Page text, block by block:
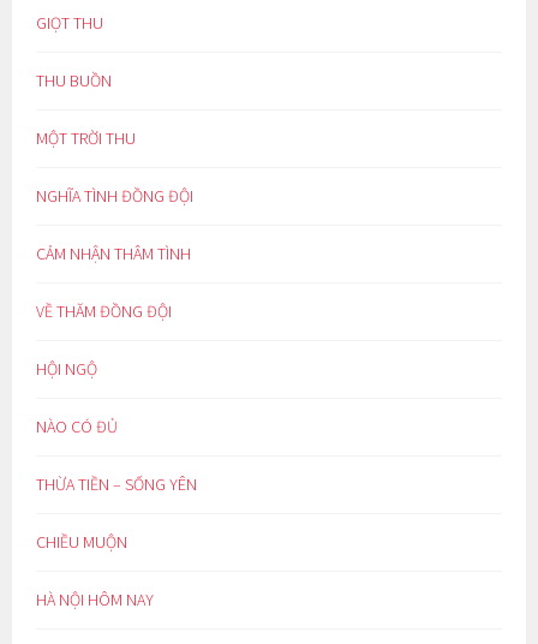
GIỌT THU
THU BUỒN
MỘT TRỜI THU
NGHĨA TÌNH ĐỒNG ĐỘI
CẢM NHẬN THÂM TÌNH
VỀ THĂM ĐỒNG ĐỘI
HỘI NGỘ
NÀO CÓ ĐỦ
THỪA TIỀN – SỐNG YÊN
CHIỀU MUỘN
HÀ NỘI HÔM NAY